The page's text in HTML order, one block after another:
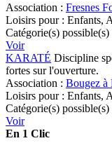
Association : Fresnes
Loisirs pour : Enfants,
Catégorie(s) possible(s)
Voir
KARATÉ Discipline
fortes sur l'ouverture.
Association : Bougez à
Loisirs pour : Enfants,
Catégorie(s) possible(s)
Voir
En 1 Clic